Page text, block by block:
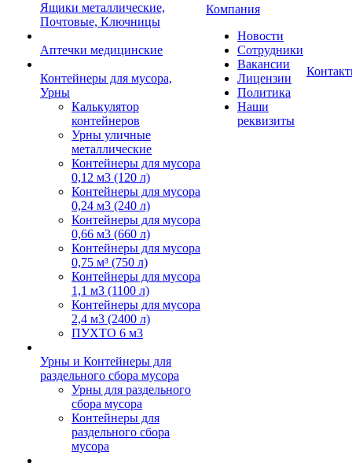
Ящики металлические,
Почтовые, Ключницы
Аптечки медицинские
Контейнеры для мусора,
Урны
Калькулятор
контейнеров
Урны уличные
металлические
Контейнеры для мусора
0,12 м3 (120 л)
Контейнеры для мусора
0,24 м3 (240 л)
Контейнеры для мусора
0,66 м3 (660 л)
Контейнеры для мусора
0,75 м³ (750 л)
Контейнеры для мусора
1,1 м3 (1100 л)
Контейнеры для мусора
2,4 м3 (2400 л)
ПУХТО 6 м3
Урны и Контейнеры для
раздельного сбора мусора
Урны для раздельного
сбора мусора
Контейнеры для
раздельного сбора
мусора
Компания
Новости
Сотрудники
Вакансии
Лицензии
Политика
Наши
реквизиты